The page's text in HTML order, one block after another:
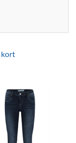
kort